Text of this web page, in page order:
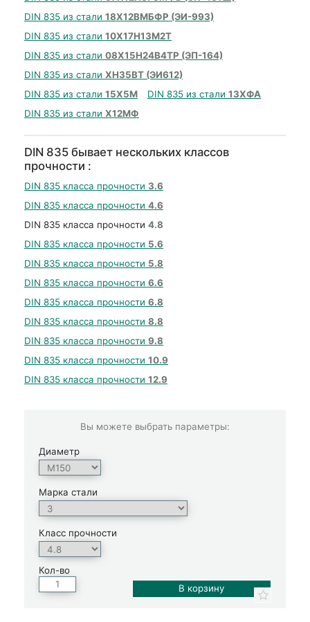
DIN 835 из стали 18Х12ВМБФР (ЭИ-993)
DIN 835 из стали 10Х17Н13М2Т
DIN 835 из стали 08Х15Н24В4ТР (ЭП-164)
DIN 835 из стали ХН35ВТ (ЭИ612)
DIN 835 из стали 15Х5М DIN 835 из стали 13ХФА
DIN 835 из стали Х12МФ
DIN 835 бывает нескольких классов
прочности :
DIN 835 класса прочности 3.6
DIN 835 класса прочности 4.6
DIN 835 класса прочности 4.8
DIN 835 класса прочности 5.6
DIN 835 класса прочности 5.8
DIN 835 класса прочности 6.6
DIN 835 класса прочности 6.8
DIN 835 класса прочности 8.8
DIN 835 класса прочности 9.8
DIN 835 класса прочности 10.9
DIN 835 класса прочности 12.9
Вы можете выбрать параметры:
Диаметр
Марка стали
Класс прочности
Кол-во